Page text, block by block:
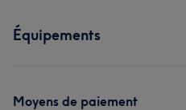
Portfolio
Équipements
Moyens de paiement